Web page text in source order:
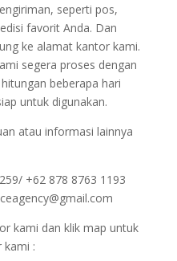
seperti pos,
favorit Anda. Dan
ke alamat kantor kami.
segera proses dengan
beberapa hari
untuk digunakan.
atau informasi lainnya
+62 878 8763 1193
kami dan klik map untuk
: